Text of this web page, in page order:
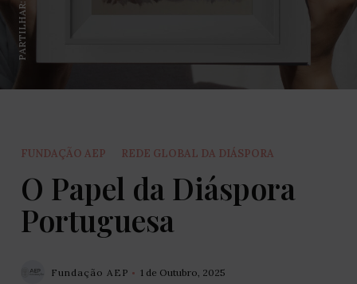
PARTILHAR:
FUNDAÇÃO AEP REDE GLOBAL DA DIÁSPORA
O Papel da Diáspora
Portuguesa
Fundação AEP 1 de Outubro, 2025